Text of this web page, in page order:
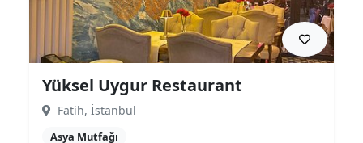
Yüksel Uygur Restaurant
Fatih, İstanbul
Asya Mutfağı